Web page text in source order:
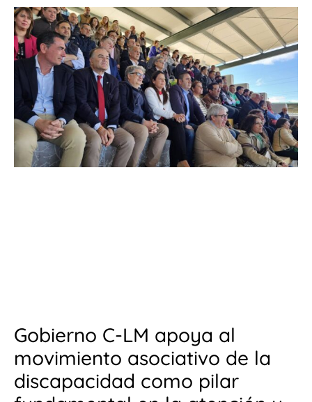
Gobierno C-LM apoya al
movimiento asociativo de la
discapacidad como pilar